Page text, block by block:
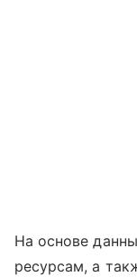
На основе
ресурсам, а